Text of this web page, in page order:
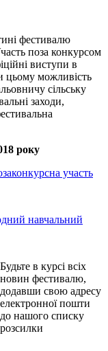
фестивалю
поза конкурсом
виступи в
цьому можливість
сільську
заходи,
року
участь
навчальний
Будьте в курсі всіх
новин фестивалю,
додавши свою адресу
електронної пошти
до нашого списку
розсилки